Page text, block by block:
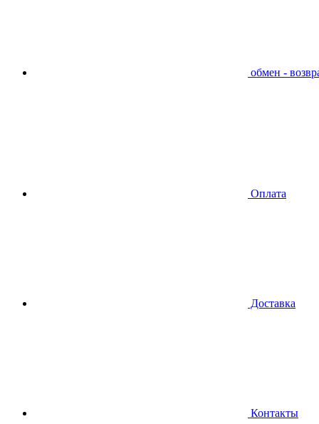
обмен -
Оплата
Доставка
Контакты